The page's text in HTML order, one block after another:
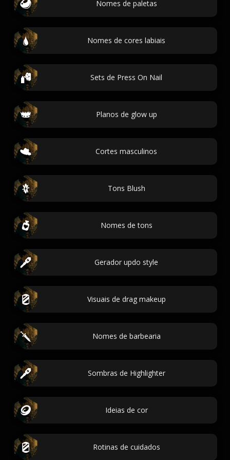
Nomes de paletas
Nomes de cores labiais
Sets de Press On Nail
Planos de glow up
Cortes masculinos
Tons Blush
Nomes de tons
Gerador updo style
Visuais de drag makeup
Nomes de barbearia
Sombras de Highlighter
Ideias de cor
Rotinas de cuidados